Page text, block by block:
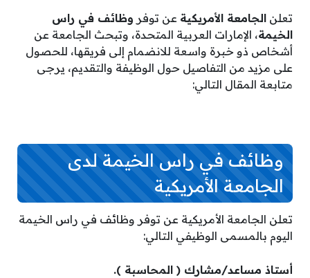
تعلن الجامعة الأمريكية عن توفر وظائف في راس
الخيمة، الإمارات العربية المتحدة، وتبحث الجامعة عن
أشخاص ذو خبرة واسعة للانضمام إلى فريقها، للحصول
على مزيد من التفاصيل حول الوظيفة والتقديم، يرجى
متابعة المقال التالي:
وظائف في راس الخيمة لدى
الجامعة الأمريكية
تعلن الجامعة الأمريكية عن توفر وظائف في راس الخيمة
اليوم بالمسمى الوظيفي التالي:
أستاذ مساعد/مشارك ( المحاسبة ).